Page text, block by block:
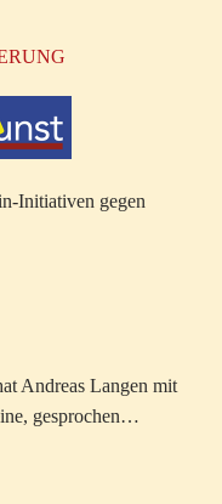
Initiativen gegen
Andreas Langen mit
gesprochen…